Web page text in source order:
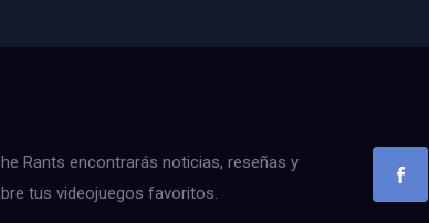
Rants encontrarás noticias, reseñas y
tus videojuegos favoritos.